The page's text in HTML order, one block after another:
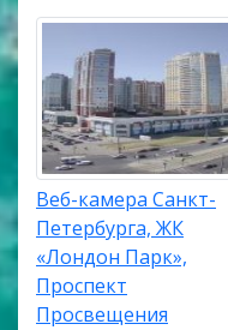
Веб-камера Санкт-
Петербурга, ЖК
«Лондон Парк»,
Проспект
Просвещения